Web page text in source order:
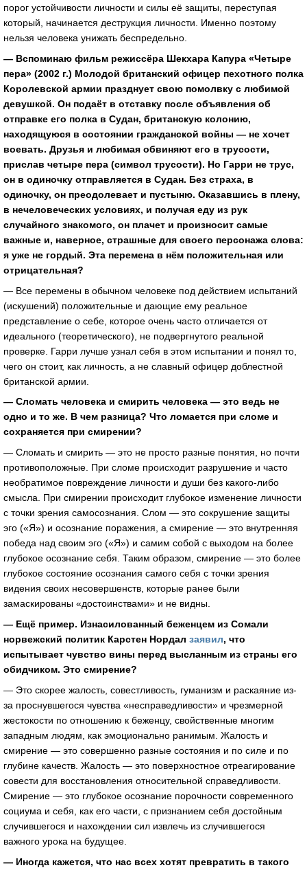
порог устойчивости личности и силы её защиты, переступая
который, начинается деструкция личности. Именно поэтому
нельзя человека унижать беспредельно.
— Вспоминаю фильм режиссёра Шекхара Капура «Четыре
пера» (2002 г.) Молодой британский офицер пехотного полка
Королевской армии празднует свою помолвку с любимой
девушкой. Он подаёт в отставку после объявления об
отправке его полка в Судан, британскую колонию,
находящуюся в состоянии гражданской войны — не хочет
воевать. Друзья и любимая обвиняют его в трусости,
прислав четыре пера (символ трусости). Но Гарри не трус,
он в одиночку отправляется в Судан. Без страха, в
одиночку, он преодолевает и пустыню. Оказавшись в плену,
в нечеловеческих условиях, и получая еду из рук
случайного знакомого, он плачет и произносит самые
важные и, наверное, страшные для своего персонажа слова:
я уже не гордый. Эта перемена в нём положительная или
отрицательная?
— Все перемены в обычном человеке под действием испытаний
(искушений) положительные и дающие ему реальное
представление о себе, которое очень часто отличается от
идеального (теоретического), не подвергнутого реальной
проверке. Гарри лучше узнал себя в этом испытании и понял то,
чего он стоит, как личность, а не славный офицер доблестной
британской армии.
— Сломать человека и смирить человека — это ведь не
одно и то же. В чем разница? Что ломается при сломе и
сохраняется при смирении?
— Сломать и смирить — это не просто разные понятия, но почти
противоположные. При сломе происходит разрушение и часто
необратимое повреждение личности и души без какого-либо
смысла. При смирении происходит глубокое изменение личности
с точки зрения самосознания. Слом — это сокрушение защиты
эго («Я») и осознание поражения, а смирение — это внутренняя
победа над своим эго («Я») и самим собой с выходом на более
глубокое осознание себя. Таким образом, смирение — это более
глубокое состояние осознания самого себя с точки зрения
видения своих несовершенств, которые ранее были
замаскированы «достоинствами» и не видны.
— Ещё пример. Изнасилованный беженцем из Сомали
норвежский политик Карстен Нордал заявил, что
испытывает чувство вины перед высланным из страны его
обидчиком. Это смирение?
— Это скорее жалость, совестливость, гуманизм и раскаяние из-
за проснувшегося чувства «несправедливости» и чрезмерной
жестокости по отношению к беженцу, свойственные многим
западным людям, как эмоционально ранимым. Жалость и
смирение — это совершенно разные состояния и по силе и по
глубине качеств. Жалость — это поверхностное отреагирование
совести для восстановления относительной справедливости.
Смирение — это глубокое осознание порочности современного
социума и себя, как его части, с признанием себя достойным
случившегося и нахождении сил извлечь из случившегося
важного урока на будущее.
— Иногда кажется, что нас всех хотят превратить в такого